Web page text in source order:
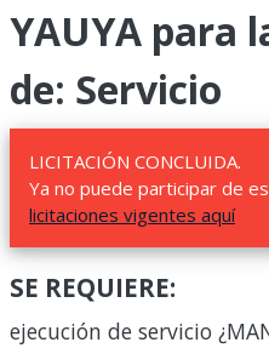
YAUYA para
de: Servicio
LICITACIÓN CONCLUIDA.
Ya no puede participar de
licitaciones vigentes aquí
SE REQUIERE:
ejecución de servicio